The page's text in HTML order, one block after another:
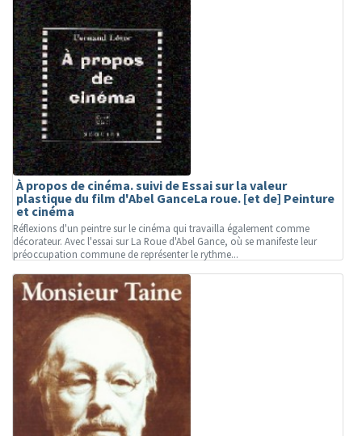
À propos de cinéma. suivi de Essai sur la valeur
plastique du film d'Abel GanceLa roue. [et de] Peinture
et cinéma
Réflexions d'un peintre sur le cinéma qui travailla également comme
décorateur. Avec l'essai sur La Roue d'Abel Gance, où se manifeste leur
préoccupation commune de représenter le rythme...